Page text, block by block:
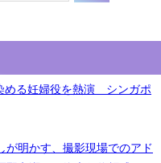
める妊婦役を熱演 シンガポ
が明かす、撮影現場でのアド